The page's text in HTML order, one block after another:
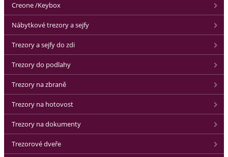
Creone /Keybox
Nábytkové trezory a sejfy
Trezory a sejfy do zdi
Trezory do podlahy
Trezory na zbraně
Trezory na hotovost
Trezory na dokumenty
Trezorové dveře